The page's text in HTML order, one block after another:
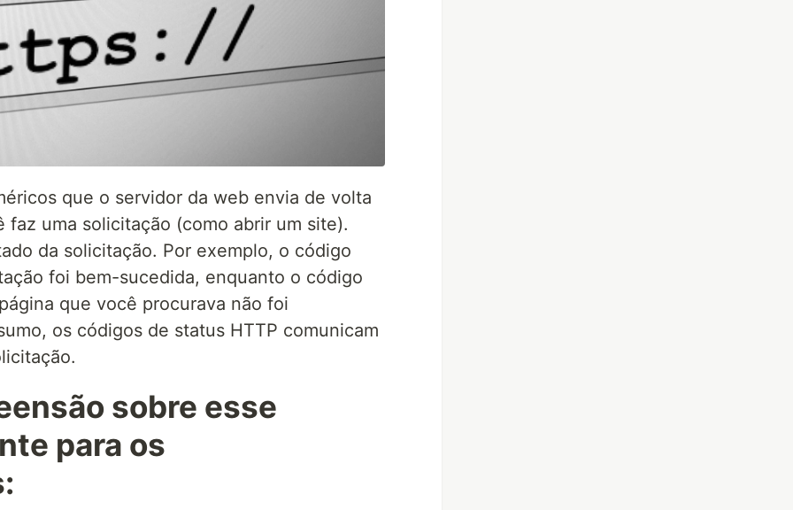
que o servidor da web envia de volta
faz uma solicitação (como abrir um site).
da solicitação. Por exemplo, o código
foi bem-sucedida, enquanto o código
que você procurava não foi
os códigos de status HTTP comunicam
sobre esse
para os